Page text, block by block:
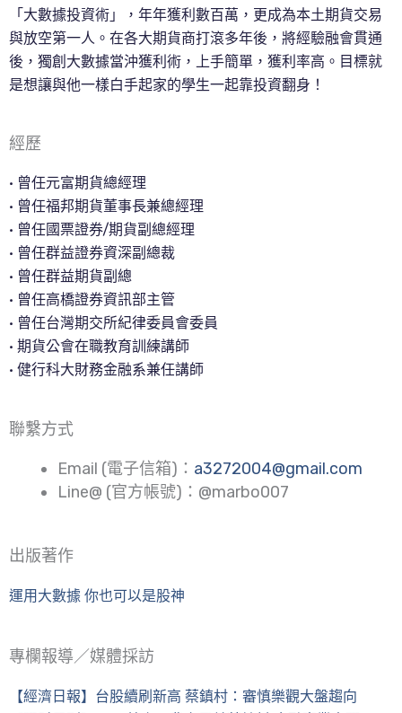
「大數據投資術」，年年獲利數百萬，更成為本土期貨交易
與放空第一人。在各大期貨商打滾多年後，將經驗融會貫通
後，獨創大數據當沖獲利術，上手簡單，獲利率高。目標就
是想讓與他一樣白手起家的學生一起靠投資翻身！
經歷
• 曾任元富期貨總經理
• 曾任福邦期貨董事長兼總經理
• 曾任國票證券/期貨副總經理
• 曾任群益證券資深副總裁
• 曾任群益期貨副總
• 曾任高橋證券資訊部主管
• 曾任台灣期交所紀律委員會委員
• 期貨公會在職教育訓練講師
• 健行科大財務金融系兼任講師
聯繫方式
Email (電子信箱)： a3272004@gmail.com
Line@ (官方帳號)：@marbo007
出版著作
運用大數據 你也可以是股神
專欄報導／媒體採訪
【經濟日報】台股續刷新高 蔡鎮村：審慎樂觀大盤趨向